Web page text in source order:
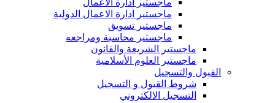
ماجستير ادارة الاعمال
ماجستير ادارة الاعمال الدولية
ماجستير تسويق
ماجستير محاسبة ومراجعه
ماجستير الشريعة والقانون
ماجستير العلوم الأسلامية
القبول والتسجيل
شروط القبول و التسجيل
التسجيل الالكتروني